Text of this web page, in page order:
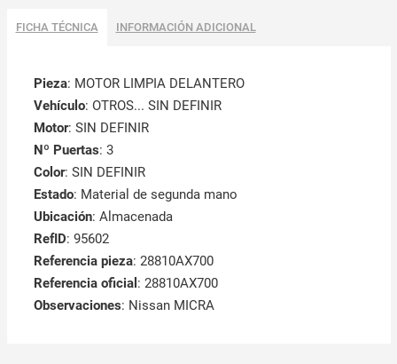
FICHA TÉCNICA INFORMACIÓN ADICIONAL
Pieza: MOTOR LIMPIA DELANTERO
Vehículo: OTROS... SIN DEFINIR
Motor: SIN DEFINIR
Nº Puertas: 3
Color: SIN DEFINIR
Estado: Material de segunda mano
Ubicación: Almacenada
RefID: 95602
Referencia pieza: 28810AX700
Referencia oficial : 28810AX700
Observaciones: Nissan MICRA